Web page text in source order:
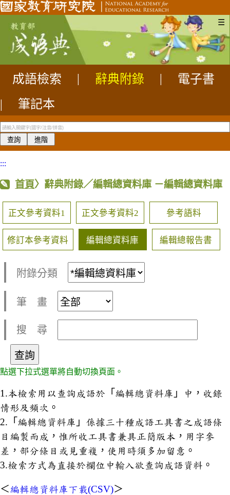
☰
成語檢索 辭典附錄
電子書
|
筆記本
:::
首頁〉辭典附錄／編輯總資料庫 －編輯總資料庫
正文參考資料1 正文參考資料2 參考語料
修訂本參考資料 編輯總資料庫 編輯總報告書
附錄分類
筆 畫
搜 尋
點選下拉式選單將自動切換頁面。
1.本檢索用以查詢成語於「編輯總資料庫」中，收錄
情形及頻次。
2.「編輯總資料庫」係據三十種成語工具書之成語條
目編製而成，惟所收工具書兼具正簡版本，用字參
差，部分條目或見重複，使用時須多加留意。
3.檢索方式為直接於欄位中輸入欲查詢成語資料。
＜編輯總資料庫下載(CSV)＞